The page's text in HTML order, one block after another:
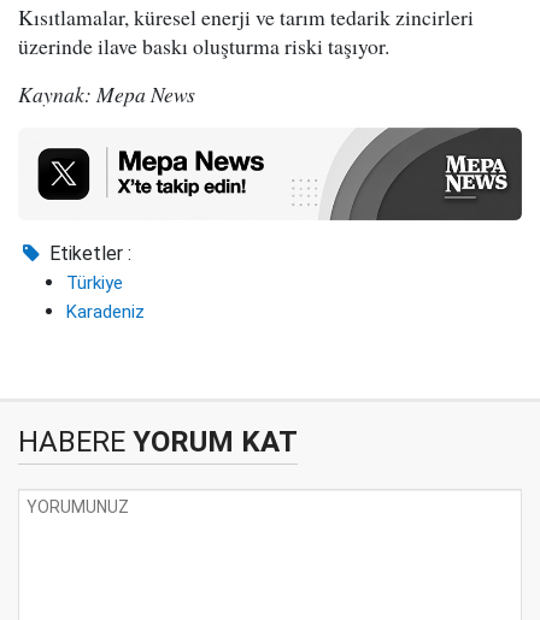
Kısıtlamalar, küresel enerji ve tarım tedarik zincirleri
üzerinde ilave baskı oluşturma riski taşıyor.
Kaynak: Mepa News
Etiketler :
Türkiye
Karadeniz
HABERE YORUM KAT